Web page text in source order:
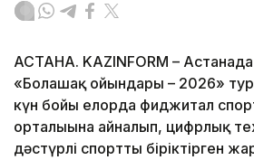
АСТАНА. KAZINFORM –
«Болашақ ойындары – 2026»
күн бойы елорда фиджитал
орталығына айналып, цифрлық
дәстүрлі спортты біріктірген